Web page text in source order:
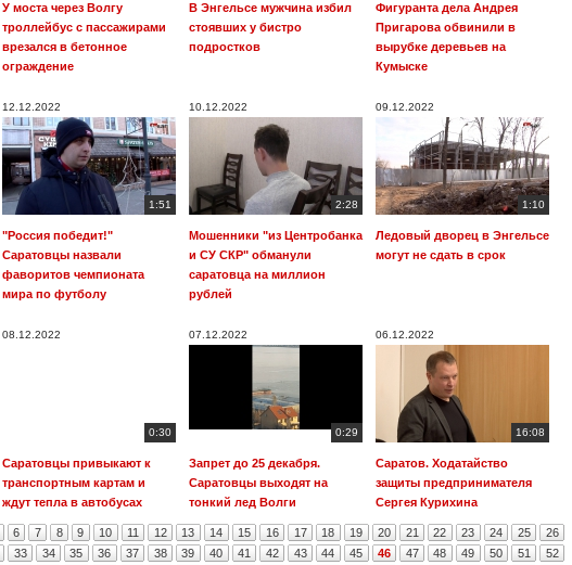
У моста через Волгу
троллейбус с пассажирами
врезался в бетонное
ограждение
В Энгельсе мужчина избил
стоявших у бистро
подростков
Фигуранта дела Андрея
Пригарова обвинили в
вырубке деревьев на
Кумыске
12.12.2022
1:51
"Россия победит!"
Саратовцы назвали
фаворитов чемпионата
мира по футболу
10.12.2022
2:28
Мошенники "из Центробанка
и СУ СКР" обманули
саратовца на миллион
рублей
09.12.2022
1:10
Ледовый дворец в Энгельсе
могут не сдать в срок
08.12.2022
0:30
Саратовцы привыкают к
транспортным картам и
ждут тепла в автобусах
07.12.2022
0:29
Запрет до 25 декабря.
Саратовцы выходят на
тонкий лед Волги
06.12.2022
16:08
Саратов. Ходатайство
защиты предпринимателя
Сергея Курихина
6 7 8 9 10 11 12 13 14 15 16 17 18 19 20 21 22 23 24 25
26
33 34 35 36 37 38 39 40 41 42 43 44 45 46 47 48 49 50 51
52